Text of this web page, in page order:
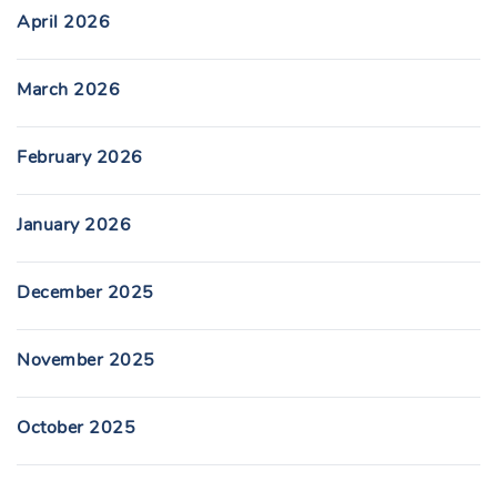
April 2026
March 2026
February 2026
January 2026
December 2025
November 2025
October 2025